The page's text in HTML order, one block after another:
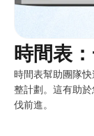
時間表
時間表幫助團隊
整計劃。這有助
伐前進。